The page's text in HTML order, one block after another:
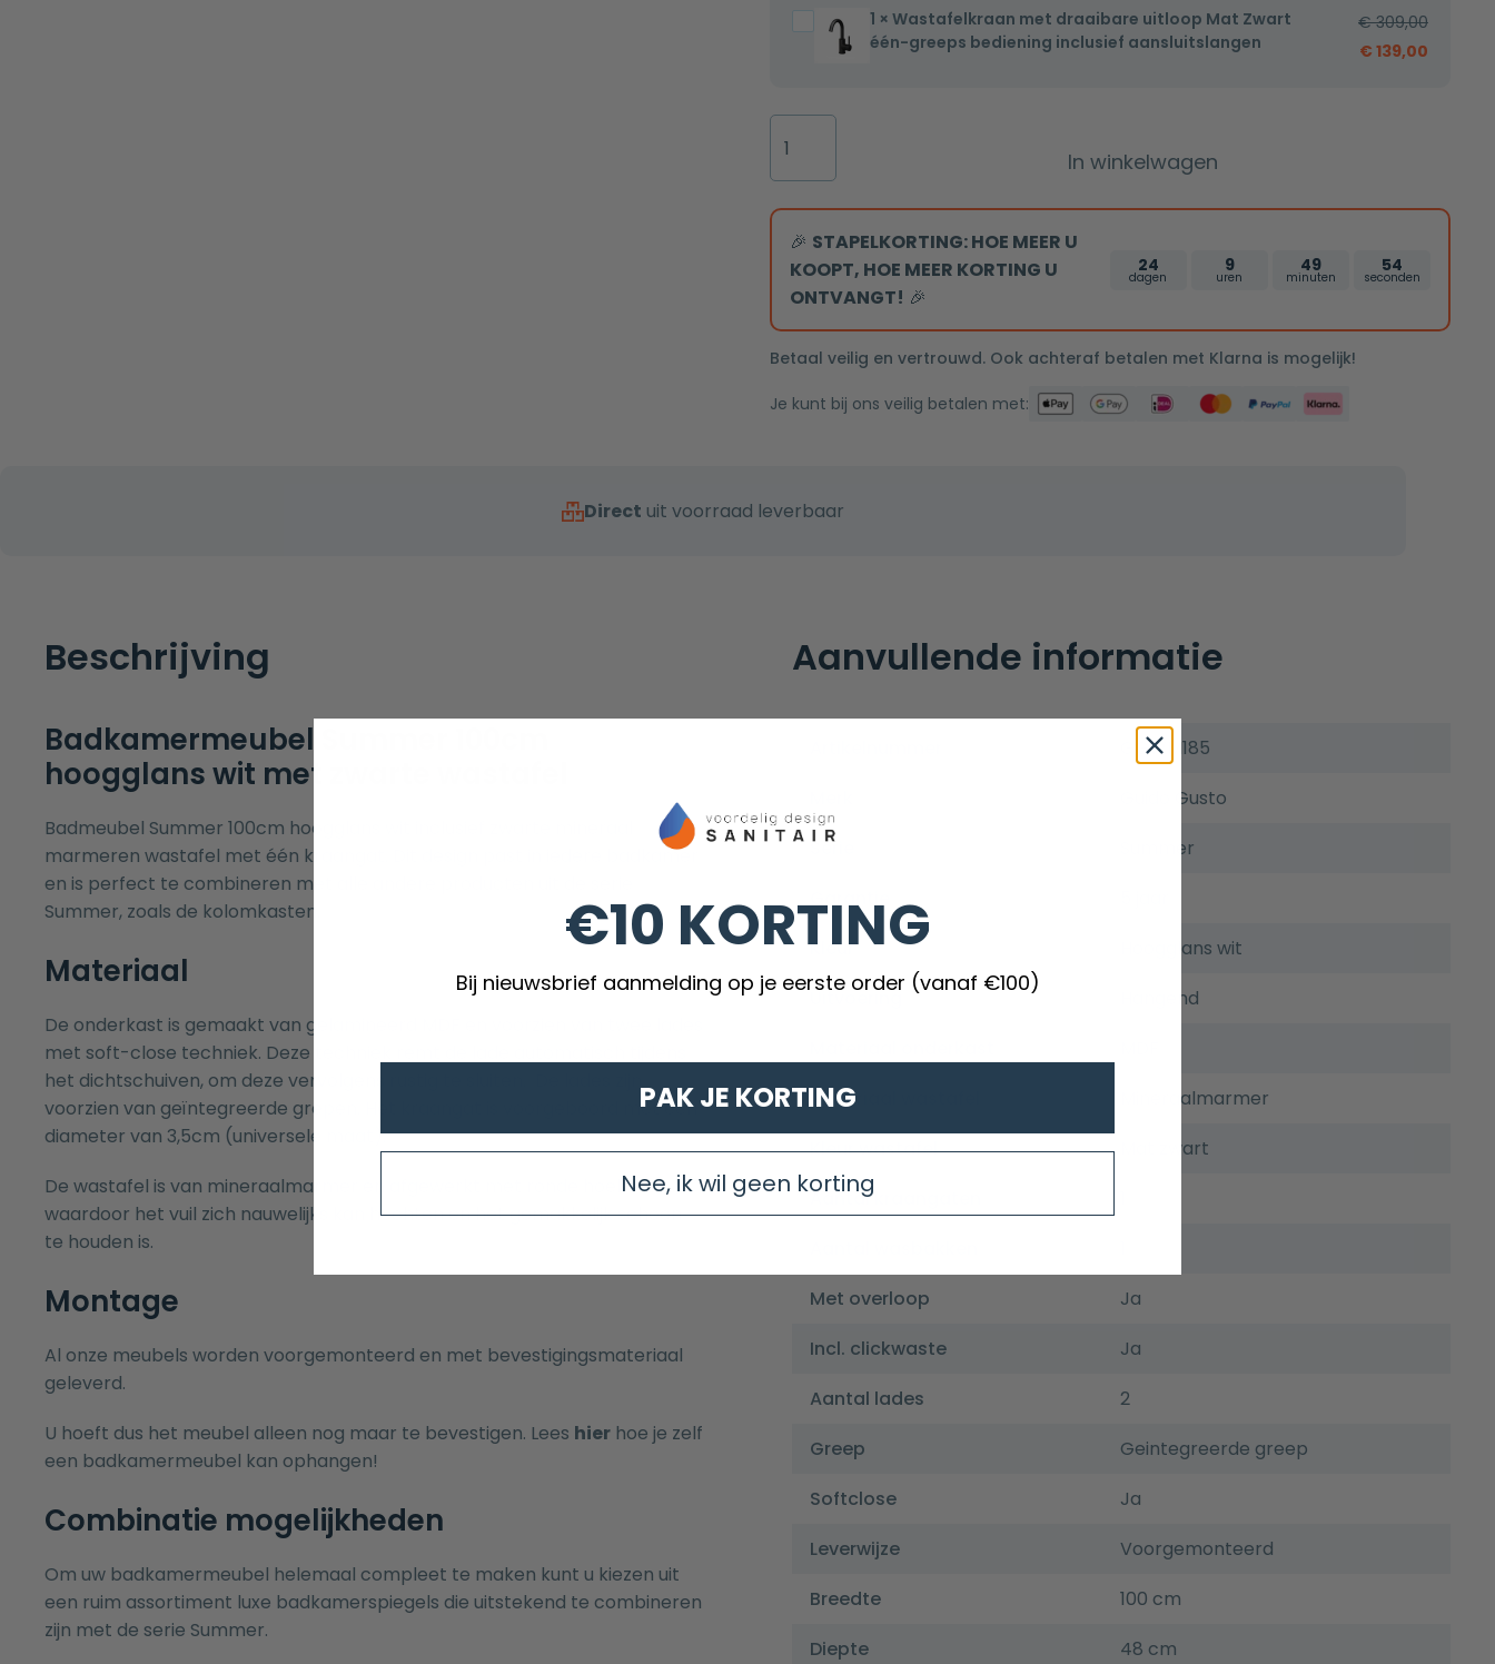
verwarming,
LED
touch
100x100cm
één-
greeps
Wastafelkraan
met
één-
greeps
bediening
inclusief
aansluitslangen
1 × Wastafelkraan met draaibare uitloop Mat Zwart
één-greeps bediening inclusief aansluitslangen
€309,00
€ 139,00
Summer
100cm
hoogglans
wit
met
zwarte
wastafel
aantal
In winkelwagen
🎉 STAPELKORTING: HOE MEER U
KOOPT, HOE MEER KORTING U
ONTVANGT! 🎉
24
dagen
9
uren
49
minuten
53
seconden
Betaal veilig en vertrouwd. Ook achteraf betalen met Klarna is mogelijk!
Je kunt bij ons veilig betalen met:
Direct uit voorraad leverbaar
Beschrijving
Badkamermeubel Summer 100cm
hoogglans wit met zwarte wastafel
Badmeubel Summer 100cm hoogglans wit inclusief zwarte mineraal
marmeren wastafel met één kraangat. Dit design past in iedere badkamer
en is perfect te combineren met alle andere producten uit de serie
Summer, zoals de kolomkasten
Materiaal
De onderkast is gemaakt van gelamineerd MDF en voorzien van twee lades
met soft-close techniek. Deze techniek remt de lade automatisch tijdens
het dichtschuiven, om deze vervolgens rustig te sluiten. De lades zijn
voorzien van geïntegreerde grepen. Het kraangat is voorgeboord met een
diameter van 3,5cm (universele maat).
De wastafel is van mineraalmarmer en afgewerkt met ronde hoeken
waardoor het vuil zich nauwelijks kan hechten en het gemakkelijk schoon
te houden is.
Montage
Al onze meubels worden voorgemonteerd en met bevestigingsmateriaal
geleverd.
U hoeft dus het meubel alleen nog maar te bevestigen. Lees hier hoe je zelf
een badkamermeubel kan ophangen!
Combinatie mogelijkheden
Om uw badkamermeubel helemaal compleet te maken kunt u kiezen uit
een ruim assortiment luxe badkamerspiegels die uitstekend te combineren
zijn met de serie Summer.
Aanvullende informatie
GGWM185
Guido Gusto
Serie
Summer
Kleur
Hoogglans wit
Uitvoering
Hangend
Materiaal wastafel
Mineraalmarmer
Kleur wastafel
Mat zwart
Aantal kraangaten
Met overloop
Ja
Incl. clickwaste
Ja
Aantal lades
2
Greep
Geintegreerde greep
Softclose
Ja
Leverwijze
Voorgemonteerd
Breedte
100 cm
Diepte
48 cm
€10 KORTING
Bij nieuwsbrief aanmelding op je eerste order (vanaf €100)
PAK JE KORTING
Nee, ik wil geen korting